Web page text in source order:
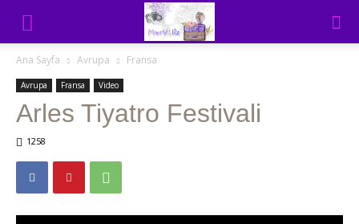
Ana Sayfa Avrupa Fransa
Avrupa Fransa Video
Arles Tiyatro Festivali
1258